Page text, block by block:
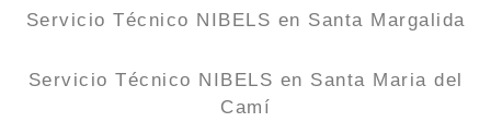
Servicio Técnico NIBELS en Santa Margalida
Servicio Técnico NIBELS en Santa Maria del
Camí